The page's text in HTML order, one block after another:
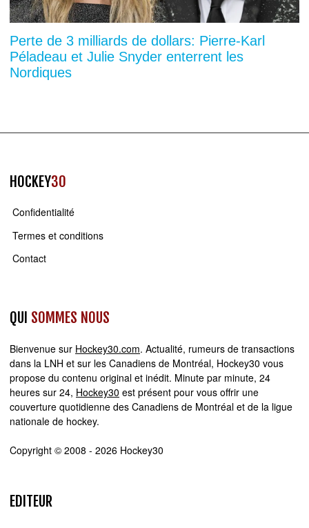
Perte de 3 milliards de dollars: Pierre-Karl
Péladeau et Julie Snyder enterrent les
Nordiques
HOCKEY30
Confidentialité
Termes et conditions
Contact
QUI SOMMES NOUS
Bienvenue sur Hockey30.com. Actualité, rumeurs de transactions
dans la LNH et sur les Canadiens de Montréal, Hockey30 vous
propose du contenu original et inédit. Minute par minute, 24
heures sur 24, Hockey30 est présent pour vous offrir une
couverture quotidienne des Canadiens de Montréal et de la ligue
nationale de hockey.
Copyright © 2008 - 2026 Hockey30
EDITEUR